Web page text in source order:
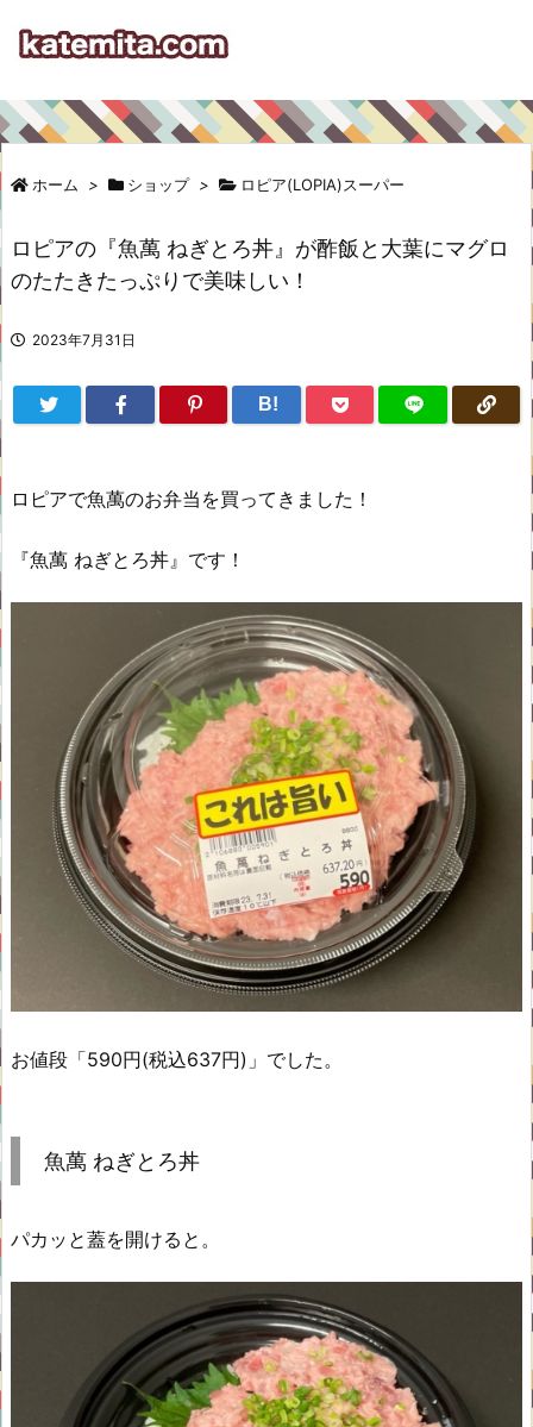
ホーム > ショップ > ロピア(LOPIA)スーパー
ロピアの『魚萬 ねぎとろ丼』が酢飯と大葉にマグロ
のたたきたっぷりで美味しい！
2023年7月31日
B!
ロピアで魚萬のお弁当を買ってきました！
『魚萬 ねぎとろ丼』です！
お値段「590円(税込637円)」でした。
魚萬 ねぎとろ丼
パカッと蓋を開けると。